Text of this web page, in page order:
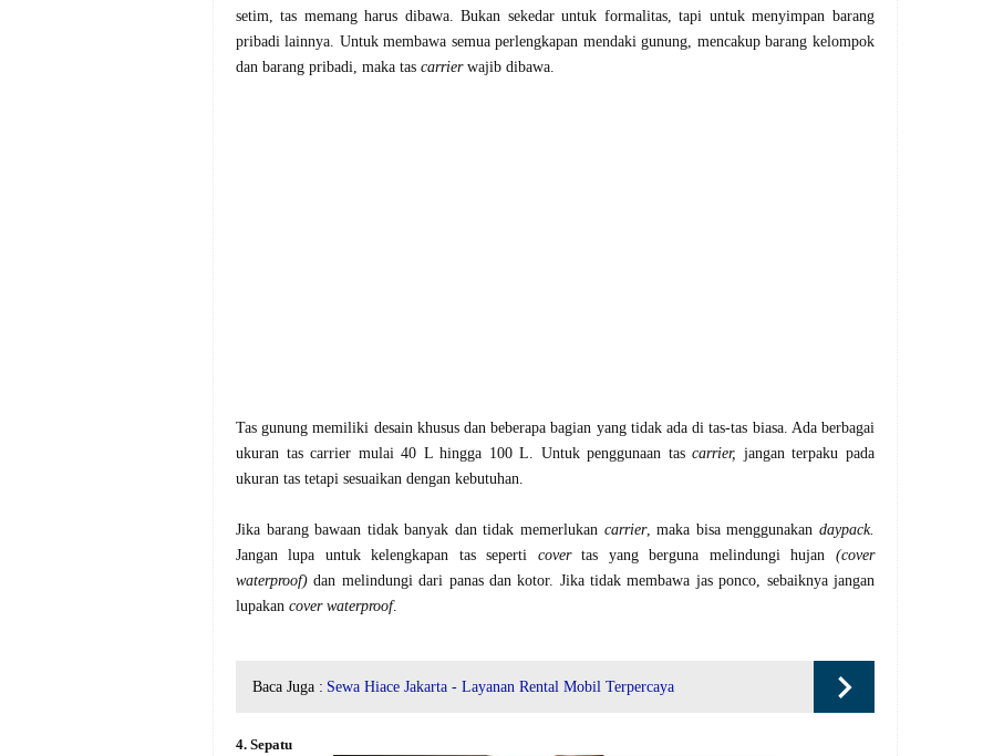
setim, tas memang harus dibawa. Bukan sekedar untuk formalitas, tapi untuk menyimpan barang
pribadi lainnya. Untuk membawa semua perlengkapan mendaki gunung, mencakup barang kelompok
dan barang pribadi, maka tas carrier wajib dibawa.
Tas gunung memiliki desain khusus dan beberapa bagian yang tidak ada di tas-tas biasa. Ada berbagai
ukuran tas carrier mulai 40 L hingga 100 L. Untuk penggunaan tascarrier, jangan terpaku pada
ukuran tas tetapi sesuaikan dengan kebutuhan.
Jika barang bawaan tidak banyak dan tidak memerlukan carrier, maka bisa menggunakan daypack.
Jangan lupa untuk kelengkapan tas seperti covertas yang berguna melindungi hujan (cover
waterproof) dan melindungi dari panas dan kotor. Jika tidak membawa jas ponco, sebaiknya jangan
lupakan cover waterproof.
Baca Juga : Sewa Hiace Jakarta - Layanan Rental Mobil Terpercaya
4. Sepatu